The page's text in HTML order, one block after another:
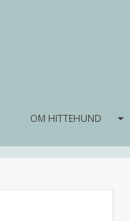
OM HITTEHUND